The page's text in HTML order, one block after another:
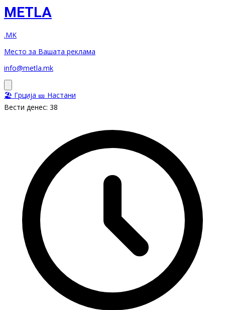
METLA
.MK
Место за Вашата реклама
info@metla.mk
🏖️ Грција 🎫 Настани
Вести денес: 38